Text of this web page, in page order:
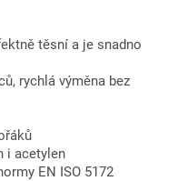
těsní a je snadno
rychlá výměna bez
i acetylen
EN ISO 5172